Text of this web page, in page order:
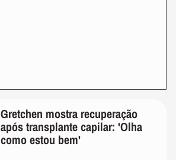
Gretchen mostra recuperação
após transplante capilar: 'Olha
como estou bem'